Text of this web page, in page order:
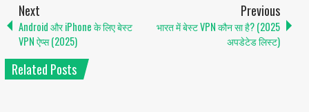
Next
Android और iPhone के लिए बेस्ट
VPN ऐप्स (2025)
Previous
भारत में बेस्ट VPN कौन सा है? (2025
अपडेटेड लिस्ट)
Related Posts